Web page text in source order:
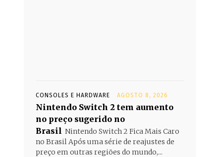
CONSOLES E HARDWARE AGOSTO 8, 2026
Nintendo Switch 2 tem aumento
no preço sugerido no
Brasil Nintendo Switch 2 Fica Mais Caro
no Brasil Após uma série de reajustes de
preço em outras regiões do mundo,...